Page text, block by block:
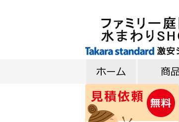
キッ
バス
洗面台